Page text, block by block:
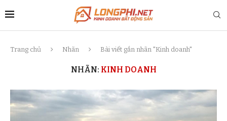
Trang chủ Nhãn Bài viết gắn nhãn "Kinh doanh"
NHÃN: KINH DOANH